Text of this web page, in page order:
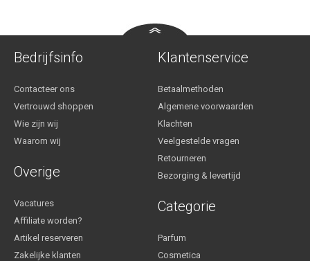
Bedrijfsinfo
Contacteer ons
Vertrouwd shoppen
Wie zijn wij
Waarom wij
Klantenservice
Betaalmethoden
Algemene voorwaarden
Klachten
Veelgestelde vragen
Retourneren
Bezorging & levertijd
Overige
Vacatures
Affiliate worden?
Artikel reserveren
Zakelijke klanten
Categorie
Parfum
Cosmetica